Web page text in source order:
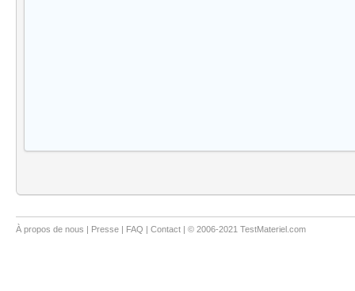
À propos de nous | Presse | FAQ | Contact | © 2006-2021 TestMateriel.com